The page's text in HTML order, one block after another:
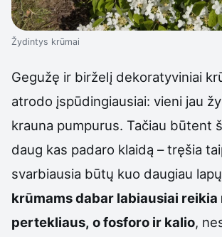
Žydintys krūmai
Gegužę ir birželį dekoratyviniai
atrodo įspūdingiausiai: vieni jau
krauna pumpurus. Tačiau būtent
daug kas padaro klaidą – tręšia
svarbiausia būtų kuo daugiau
krūmams dabar labiausiai reikia
pertekliaus, o fosforo ir kalio,